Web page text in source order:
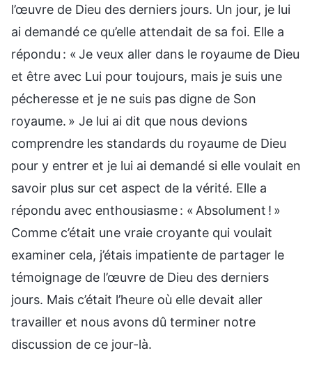
l’œuvre de Dieu des derniers jours. Un jour, je lui
ai demandé ce qu’elle attendait de sa foi. Elle a
répondu : « Je veux aller dans le royaume de Dieu
et être avec Lui pour toujours, mais je suis une
pécheresse et je ne suis pas digne de Son
royaume. » Je lui ai dit que nous devions
comprendre les standards du royaume de Dieu
pour y entrer et je lui ai demandé si elle voulait en
savoir plus sur cet aspect de la vérité. Elle a
répondu avec enthousiasme : « Absolument ! »
Comme c’était une vraie croyante qui voulait
examiner cela, j’étais impatiente de partager le
témoignage de l’œuvre de Dieu des derniers
jours. Mais c’était l’heure où elle devait aller
travailler et nous avons dû terminer notre
discussion de ce jour-là.